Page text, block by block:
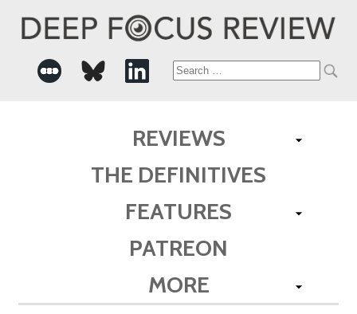
Search
REVIEWS
THE DEFINITIVES
FEATURES
PATREON
MORE